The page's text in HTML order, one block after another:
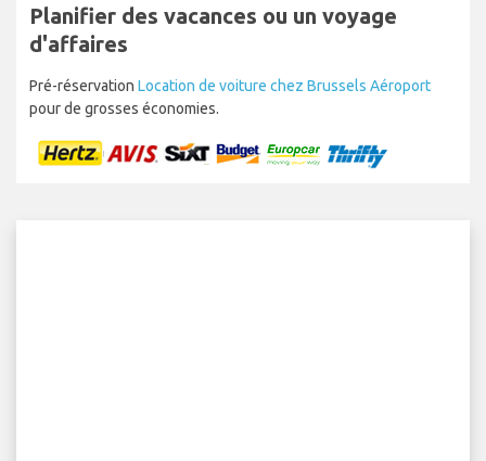
Planifier des vacances ou un voyage
d'affaires
Pré-réservation Location de voiture chez Brussels Aéroport
pour de grosses économies.